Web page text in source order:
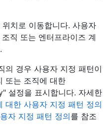
치로 이동합니다. 사용자
직 또는 엔터프라이즈 계
의 경우 사용자 지정 패턴이
또는 조직에 대한
설정을 표시합니다. 자세한
대한 사용자 지정 패턴 정의
자 지정 패턴 정의를 참조